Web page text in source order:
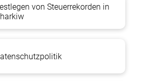
zurückkommen.
search.google.com/local/writereview?
icon=““
von Steuerrekorden in